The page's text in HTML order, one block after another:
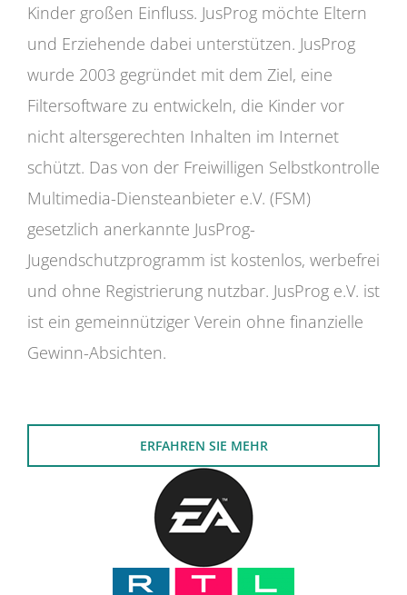
Kinder großen Einfluss. JusProg möchte Eltern
und Erziehende dabei unterstützen. JusProg
wurde 2003 gegründet mit dem Ziel, eine
Filtersoftware zu entwickeln, die Kinder vor
nicht altersgerechten Inhalten im Internet
schützt. Das von der Freiwilligen Selbstkontrolle
Multimedia-Diensteanbieter e.V. (FSM)
gesetzlich anerkannte JusProg-
Jugendschutzprogramm ist kostenlos, werbefrei
und ohne Registrierung nutzbar. JusProg e.V. ist
ist ein gemeinnütziger Verein ohne finanzielle
Gewinn-Absichten.
ERFAHREN SIE MEHR